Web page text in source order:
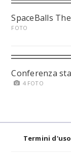
SpaceBalls
FOTO
Conferenza
4 FOTO
Termini d'uso